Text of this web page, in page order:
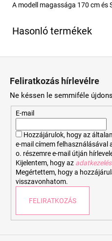
A modell magassága 170 cm és
Feliratkozás hírlevélre
Ne késsen le semmiféle
E-mail
Hozzájárulok, hogy az
e-mail címem felhasználásával
o. részemre e-mail útján
Kijelentem, hogy az
Megértettem, hogy a
visszavonhatom.
FELIRATKOZÁS